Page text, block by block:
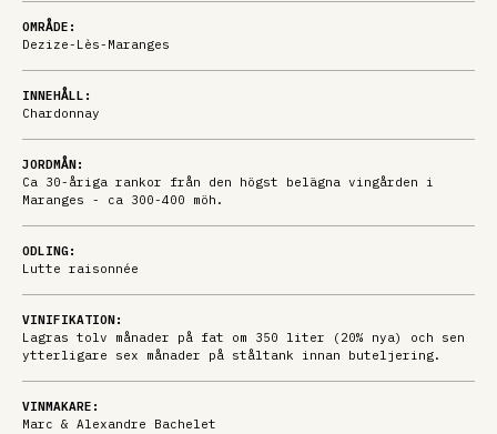
OMRÅDE:
Dezize-Lès-Maranges
INNEHÅLL:
Chardonnay
JORDMÅN:
Ca 30-åriga rankor från den högst belägna vingården i
Maranges - ca 300-400 möh.
ODLING:
Lutte raisonnée
VINIFIKATION:
Lagras tolv månader på fat om 350 liter (20% nya) och sen
ytterligare sex månader på ståltank innan buteljering.
VINMAKARE:
Marc & Alexandre Bachelet